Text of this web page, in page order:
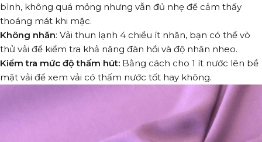
bình, không quá mỏng nhưng vẫn đủ nhẹ để cảm thấy
thoáng mát khi mặc.
Không nhăn: Vải thun lạnh 4 chiều ít nhăn, bạn có thể vò
thử vải để kiểm tra khả năng đàn hồi và độ nhăn nheo.
Kiểm tra mức độ thấm hút: Bằng cách cho 1 ít nước lên bề
mặt vải để xem vải có thấm nước tốt hay không.